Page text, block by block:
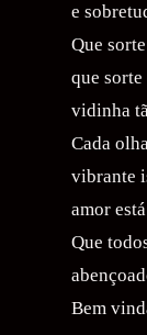
e
Que
que
vidinha
Cada
vibrante
amor
Que
Bem